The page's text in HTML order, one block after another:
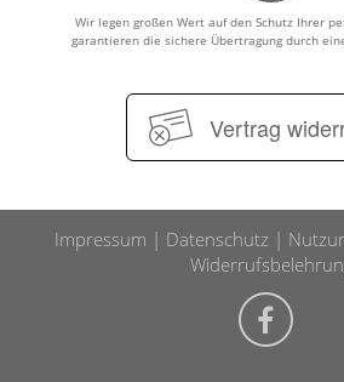
Wir legen großen Wert auf den Schutz Ihrer
garantieren die sichere Übertragung durch
Vertrag
Impressum Datenschutz